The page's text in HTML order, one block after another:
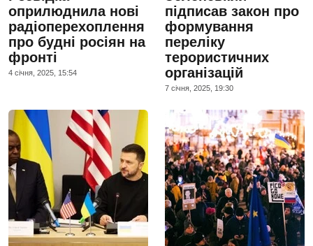
оприлюднила нові
радіоперехоплення
про будні росіян на
фронті
4 сiчня, 2025, 15:54
підписав закон про
формування
переліку
терористичних
організацій
7 сiчня, 2025, 19:30